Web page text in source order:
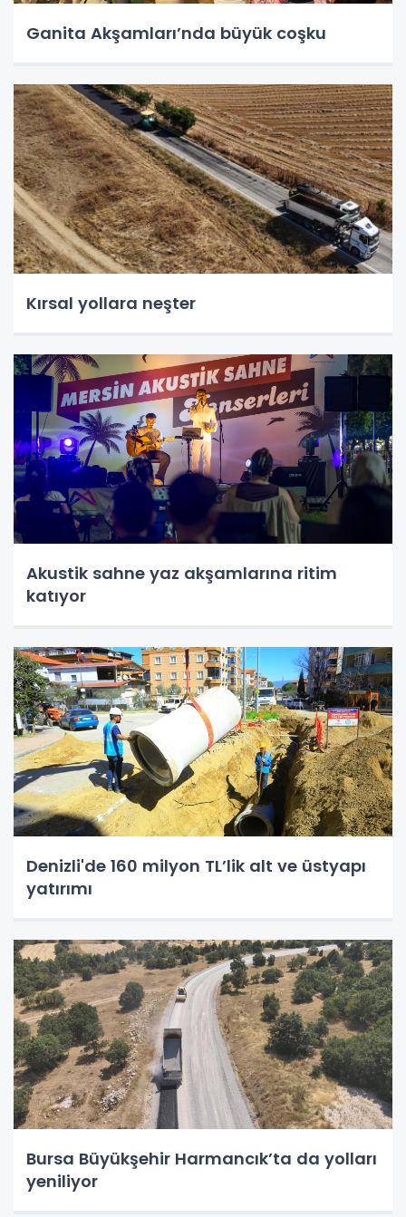
Ganita Akşamları’nda büyük coşku
Kırsal yollara neşter
Akustik sahne yaz akşamlarına ritim
katıyor
Denizli'de 160 milyon TL’lik alt ve üstyapı
yatırımı
Bursa Büyükşehir Harmancık’ta da yolları
yeniliyor